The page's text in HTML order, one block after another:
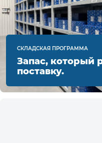
СКЛАДСКАЯ ПРОГРАММА
Запас, который
поставку.